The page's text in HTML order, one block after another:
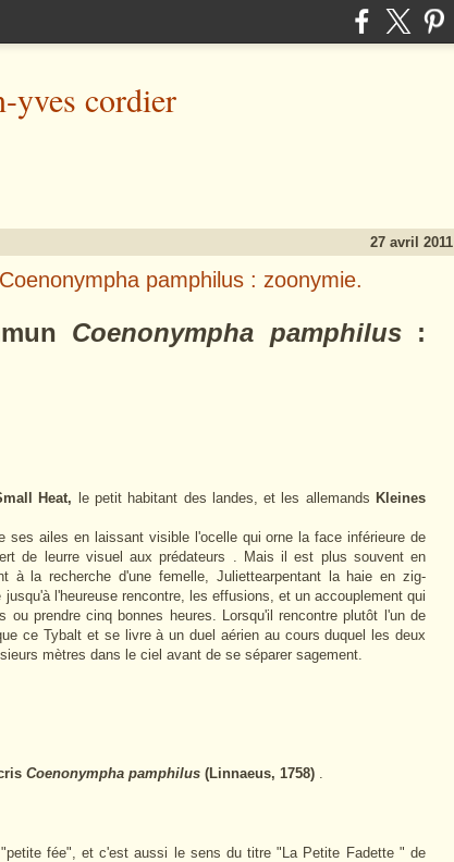
yves cordier
27 avril 2011
pamphilus : zoonymie.
Coenonympha pamphilus:
Heat, le petit habitant des landes, et les allemands Kleines
ses ailes en laissant visible l'ocelle qui orne la face inférieure de
de leurre visuel aux prédateurs . Mais il est plus souvent en
à la recherche d'une femelle, Juliettearpentant la haie en zig-
l'heureuse rencontre, les effusions, et un accouplement qui
ou prendre cinq bonnes heures. Lorsqu'il rencontre plutôt l'un de
ce Tybalt et se livre à un duel aérien au cours duquel les deux
mètres dans le ciel avant de se séparer sagement.
Coenonympha pamphilus (Linnaeus, 1758) .
fée", et c'est aussi le sens du titre "La Petite Fadette " de